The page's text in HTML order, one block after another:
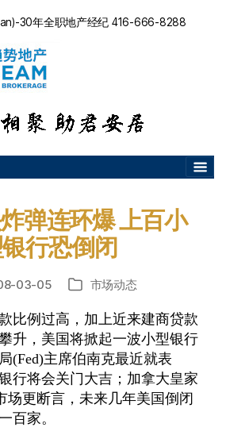
30年全职地产经纪 416-666-8288
弹连环爆 上百小
行恐倒闭
03-05
分 市场动态
比例过高，加上近来建商贷款
升，美国将掀起一波小型银行
(Fed)主席伯南克最近就表
行将会关门大吉；加拿大皇家
场更断言，未来几年美国倒闭
百家。